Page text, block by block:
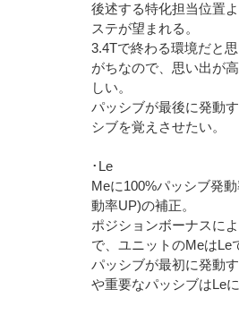
後述する特化担当位置
ステが望まれる。
3.4Tで終わる環境だと
がちなので、思い出が
しい。
パッシブが最後に発動
シブを覚えさせたい。
･Le
Meに100%パッシブ発
動率UP)の補正。
ポジションボーナスに
で、ユニットのMeはLe
パッシブが最初に発動
や重要なパッシブはLe